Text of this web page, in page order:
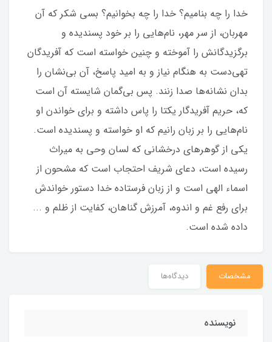
خدا را چه بنامیم؟ خدا را چه بخوانیم؟ بسی شکر که آن
مهربان، از سر مهر، نام‌هایی را بر خود پسندیده و
برگزیدگانش را آموخته و چنین خواسته است که آفریدگان
تهی‌دست به هنگام نیاز و به امید پاسخ، آن بی‌نشان را
بدان نشانه‌ها صدا زنند. پس بی‌گمان شایسته آن است
که، حریم آفریدگار یکتا را پاس داشته و برای خواندن او
نام‌هایی را بر زبان رانیم که او خواسته و پسندیده است.
یکی از گوهرهای درخشانی که لسان وحی به میراث
رسیده است، دعای شریف احتجاب است که مشحون از
اسماء الهی است و از زبان فرستاده خدا دستور خواندش
برای رفع غم و اندوه، آمرزش گناهان، کفایت از ظلم و ...
داده شده است.
مشخصات دیدگاه‌ها
نویسنده